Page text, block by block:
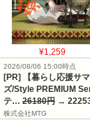
¥1,259
2026/08/06 15:00時点
[PR] 【暮らし応援サ
ズ/Style PREMIUM
テ… 26180円 →
株式会社MTG